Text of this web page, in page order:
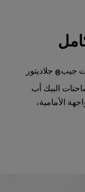
® جلاديتور
شاحنات البيك أب
الأمامية،